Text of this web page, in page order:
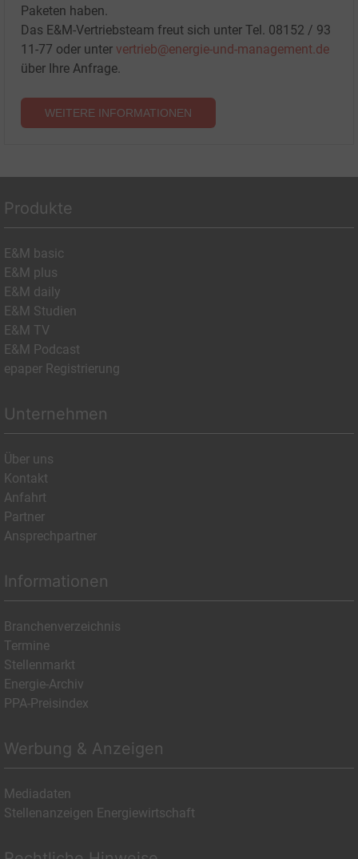
Paketen haben.
Das E&M-Vertriebsteam freut sich unter Tel. 08152 / 93
11-77 oder unter vertrieb@energie-und-management.de
über Ihre Anfrage.
WEITERE INFORMATIONEN
Produkte
E&M basic
E&M plus
E&M daily
E&M Studien
E&M TV
E&M Podcast
epaper Registrierung
Unternehmen
Über uns
Kontakt
Anfahrt
Partner
Ansprechpartner
Informationen
Branchenverzeichnis
Termine
Stellenmarkt
Energie-Archiv
PPA-Preisindex
Werbung & Anzeigen
Mediadaten
Stellenanzeigen Energiewirtschaft